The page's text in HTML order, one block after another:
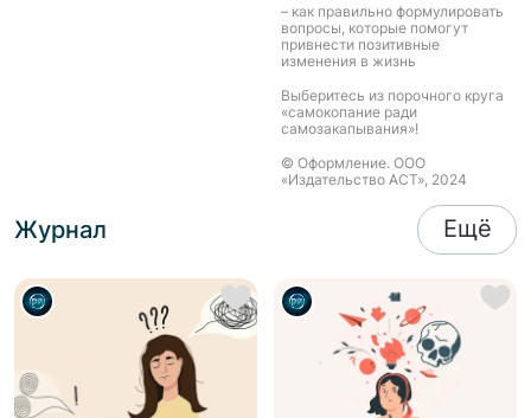
– как правильно формулировать
вопросы, которые помогут
привнести позитивные
изменения в жизнь
Выберитесь из порочного круга
«самокопание ради
самозакапывания»!
© Оформление. ООО
«Издательство АСТ», 2024
Журнал Ещё